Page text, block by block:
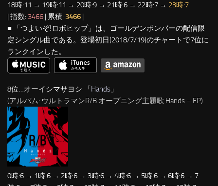
18時:11 → 19時:11 → 20時:9 → 21時:6 → 22時:7 → 23時:7
| 指数: 3466 | 累積: 3466
■ 「つよいぞ!ロボヒップ」は、ゴールデンボンバーの配信限
定シングル曲である。登場初日(2018/7/19)のチャートで7位に
ランクインした。
8位…オーイシマサヨシ 「Hands 」
(アルバム: ウルトラマンR/B オープニング主題歌 Hands – EP)
0時:6 → 1時:6 → 2時:6 → 3時:6 → 4時:6 → 5時:6 → 6時:6 → 7